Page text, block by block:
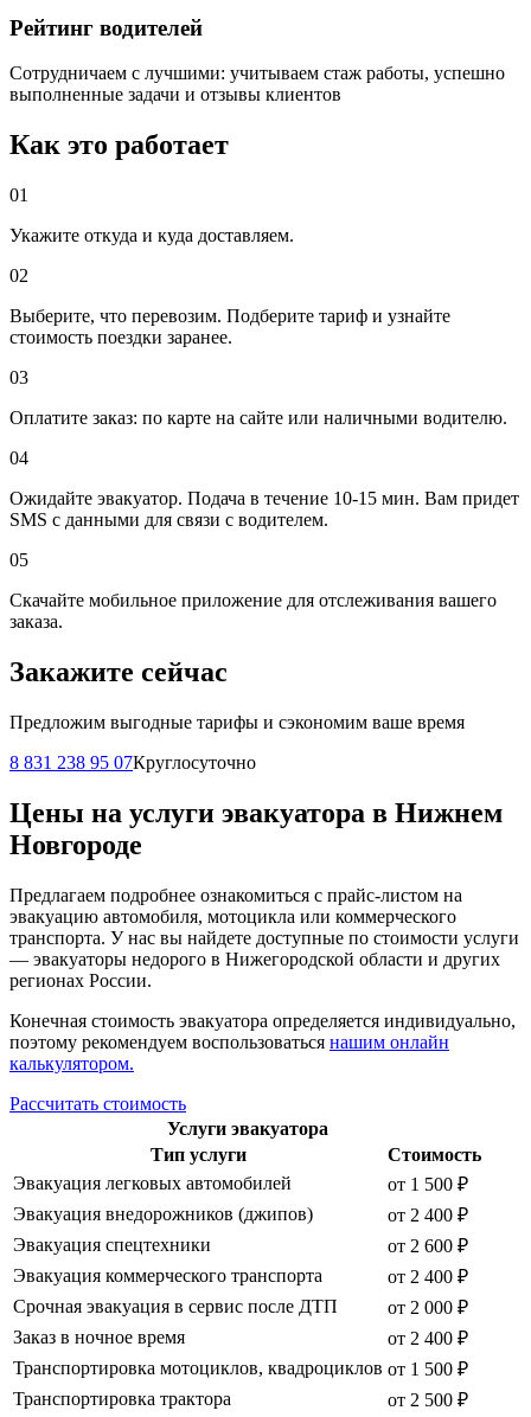
Рейтинг водителей
Сотрудничаем с лучшими: учитываем стаж работы, успешно
выполненные задачи и отзывы клиентов
Как это работает
01
Укажите откуда и куда доставляем.
02
Выберите, что перевозим. Подберите тариф и узнайте
стоимость поездки заранее.
03
Оплатите заказ: по карте на сайте или наличными водителю.
04
Ожидайте эвакуатор. Подача в течение 10-15 мин. Вам придет
SMS с данными для связи с водителем.
05
Скачайте мобильное приложение для отслеживания вашего
заказа.
Закажите сейчас
Предложим выгодные тарифы и сэкономим ваше время
8 831 238 95 07Круглосуточно
Цены на услуги эвакуатора в Нижнем
Новгороде
Предлагаем подробнее ознакомиться с прайс-листом на
эвакуацию автомобиля, мотоцикла или коммерческого
транспорта. У нас вы найдете доступные по стоимости услуги
— эвакуаторы недорого в Нижегородской области и других
регионах России.
Конечная стоимость эвакуатора определяется индивидуально,
поэтому рекомендуем воспользоваться нашим онлайн
калькулятором.
Рассчитать стоимость
Услуги эвакуатора
Тип услуги
Стоимость
Эвакуация легковых автомобилей
от 1 500 ₽
Эвакуация внедорожников (джипов)
от 2 400 ₽
Эвакуация спецтехники
от 2 600 ₽
Эвакуация коммерческого транспорта
от 2 400 ₽
Срочная эвакуация в сервис после ДТП
от 2 000 ₽
Заказ в ночное время
от 2 400 ₽
Транспортировка мотоциклов, квадроциклов от 1 500 ₽
Транспортировка трактора
от 2 500 ₽